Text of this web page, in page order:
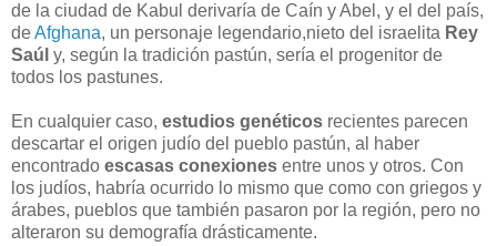
de la ciudad de Kabul derivaría de Caín y Abel, y el del país,
deAfghana, un personaje legendario,nieto del israelita Rey
Saúl y, según la tradición pastún, sería el progenitor de
todos los pastunes.
En cualquier caso, estudios genéticos recientes parecen
descartar el origen judío del pueblo pastún, al haber
encontrado escasas conexiones entre unos y otros. Con
los judíos, habría ocurrido lo mismo que como con griegos y
árabes, pueblos que también pasaron por la región, pero no
alteraron su demografía drásticamente.